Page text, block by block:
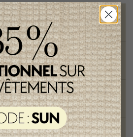
de 100 $ et plus
et tendances